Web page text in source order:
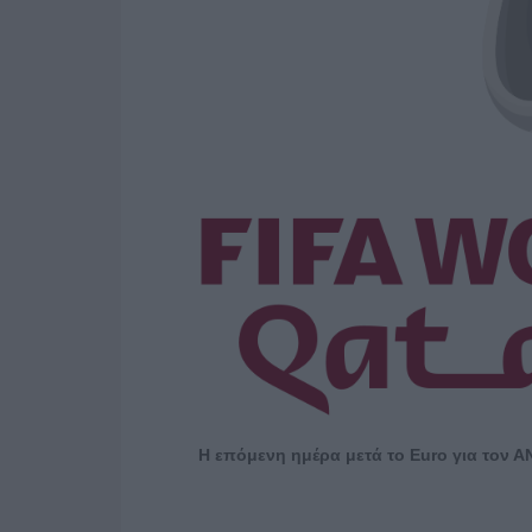
Η επόμενη ημέρα μετά το Euro για τον